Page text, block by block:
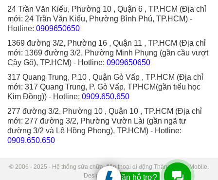
24 Trần Văn Kiểu, Phường 10 , Quận 6 , TP.HCM (Địa chỉ
mới: 24 Trần Văn Kiểu, Phường Bình Phú, TP.HCM) -
Hotline: 0909650650
1369 đường 3/2, Phường 16 , Quận 11 , TP.HCM (Địa chỉ
mới: 1369 đường 3/2, Phường Minh Phụng (gần cầu vượt
Cây Gõ), TP.HCM) - Hotline: 0909650650
317 Quang Trung, P.10 , Quận Gò Vấp , TP.HCM (Địa chỉ
mới: 317 Quang Trung, P. Gò Vấp, TPHCM(gần tiểu học
Kim Đồng)) - Hotline: 0909.650.650
277 đường 3/2, Phường 10 , Quận 10 , TP.HCM (Địa chỉ
mới: 277 đường 3/2, Phường Vườn Lài (gần ngã tư
đường 3/2 và Lê Hồng Phong), TP.HCM) - Hotline:
0909.650.650
© 2006 - 2025 - Hệ thống sửa chữa điện thoại di động Thành Trung Mobile.
Designed by Sudo.
Bạn cần hỗ trợ?